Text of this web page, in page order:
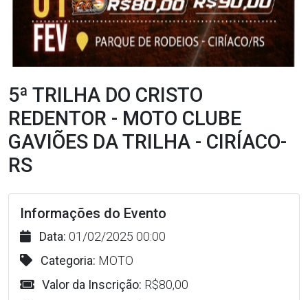
5ª TRILHA DO CRISTO
REDENTOR - MOTO CLUBE
GAVIÕES DA TRILHA - CIRÍACO-
RS
Informações do Evento
Data: 01/02/2025 00:00
Categoria: MOTO
Valor da Inscrição: R$80,00